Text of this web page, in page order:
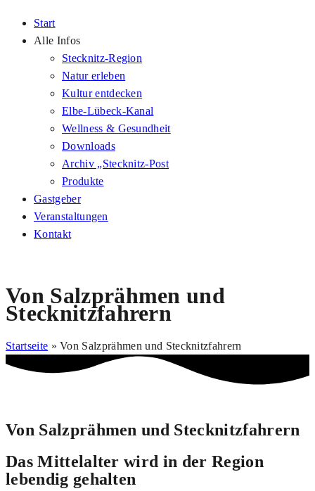
Start
Alle Infos
Stecknitz-Region
Natur erleben
Kultur entdecken
Elbe-Lübeck-Kanal
Wellness & Gesundheit
Downloads
Archiv „Stecknitz-Post
Produkte
Gastgeber
Veranstaltungen
Kontakt
Von Salzprähmen und
Stecknitzfahrern
Startseite »Von Salzprähmen und Stecknitzfahrern
Von Salzprähmen und Stecknitzfahrern
Das Mittelalter wird in der Region
lebendig gehalten